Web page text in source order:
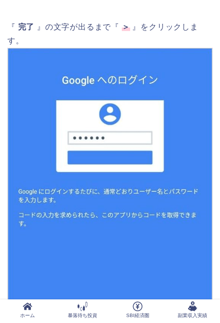
『 完了 』の文字が出るまで『 ＞』をクリックしま
す。
ホーム 暴落待ち投資 SBI経済圏 副業収入実績